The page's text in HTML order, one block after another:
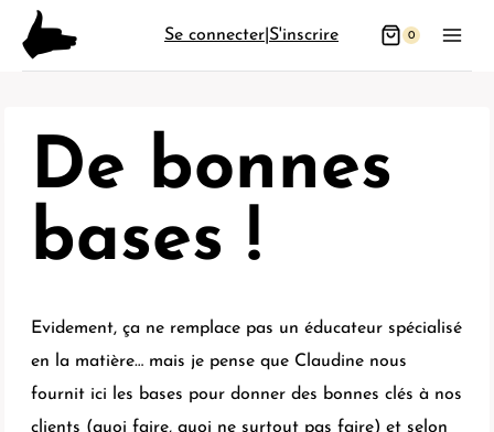
Se connecter S'inscrire 0
De bonnes
bases !
Evidement, ça ne remplace pas un éducateur spécialisé
en la matière… mais je pense que Claudine nous
fournit ici les bases pour donner des bonnes clés à nos
clients (quoi faire, quoi ne surtout pas faire) et selon